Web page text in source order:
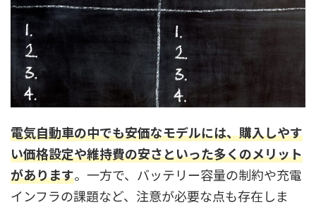
電気自動車の中でも安価なモデルには、購入しやす
い価格設定や維持費の安さといった多くのメリット
があります。一方で、バッテリー容量の制約や充電
インフラの課題など、注意が必要な点も存在しま